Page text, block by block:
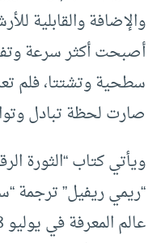
والإضافة والقابلية
أصبحت أكثر سرعة
سطحية وتشتتا، فلم
صارت لحظة تبادل
ويأتي كتاب “الثورة
“ريمي ريفيل” ترجمة